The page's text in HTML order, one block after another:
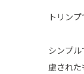
トリン
シンプ
慮され